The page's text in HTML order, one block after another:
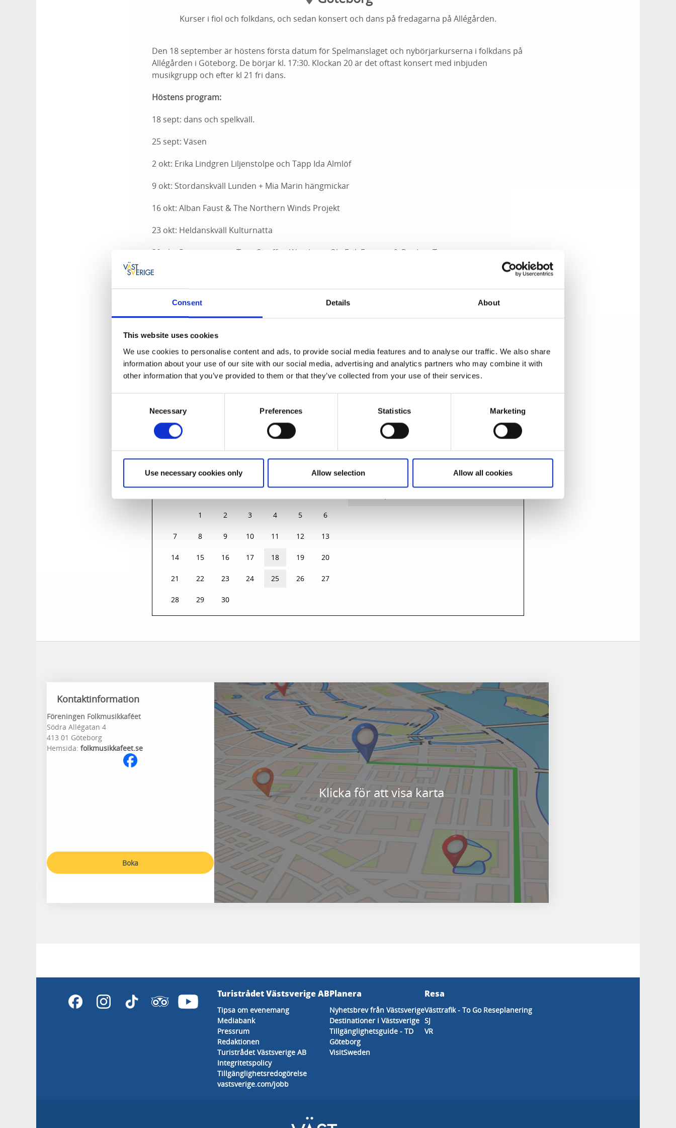
Consent Details About
This website uses cookies
We use cookies to personalise content and ads, to provide social media features and to analyse our traffic. We also share
information about your use of our site with our social media, advertising and analytics partners who may combine it with
other information that you’ve provided to them or that they’ve collected from your use of their services.
Necessary Preferences Statistics Marketing
Use necessary cookies only Allow selection Allow all cookies
Kurser i fiol och folkdans, och sedan konsert och dans på fredagarna på Allégården.
Den 18 september är höstens första datum för Spelmanslaget och nybörjarkurserna i folkdans på
Allégården i Göteborg. De börjar kl. 17:30. Klockan 20 är det oftast konsert med inbjuden
musikgrupp och efter kl 21 fri dans.
Höstens program:
18 sept: dans och spelkväll.
25 sept: Väsen
2 okt: Erika Lindgren Liljenstolpe och Täpp Ida Almlöf
9 okt: Stordanskväll Lunden + Mia Marin hängmickar
16 okt: Alban Faust & The Northern Winds Projekt
23 okt: Heldanskväll Kulturnatta
30 okt: Rörosgruppen Tron Streffen Westberg, Ole Erik Feragen & Per Ivar Tamnes
6 nov: HSM
20 nov: Spel och Dans
27 nov: Folk Youth Minifestival
4 dec: Midvinterfôlk
MÅN TIS ONS TORS FRE LÖR SÖN
1 2 3 4 5 6
7 8 9 10 11 12 13
14 15 16 17 18 19 20
21 22 23 24 25 26 27
28 29 30
Fre 18 Sep.
Kontaktinformation
Föreningen Folkmusikkaféet
Södra Allégatan 4
413 01 Göteborg
Hemsida: folkmusikkafeet.se
Boka
Klicka för att visa karta
Turistrådet Västsverige AB
Tipsa om evenemang
Mediabank
Pressrum
Redaktionen
Turistrådet Västsverige AB
Integritetspolicy
Tillgänglighetsredogörelse
vastsverige.com/jobb
Planera
Nyhetsbrev från Västsverige
Destinationer i Västsverige
Tillgänglighetsguide - TD
Göteborg
VisitSweden
Resa
Västtrafik - To Go Reseplanering
SJ
VR